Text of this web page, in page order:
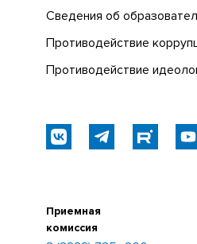
Сведения об
Противодействие
Противодействие
Приемная
комиссия